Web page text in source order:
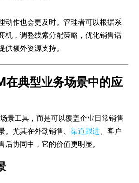
动作也会更及时。管理者可以根据系
机，调整线索分配策略，优化销售话
供额外资源支持。
在典型业务场景中的应
景工具，而是可以覆盖企业日常销售
。尤其在外勤销售、渠道跟进 、客户
后协同中，它的价值更明显。